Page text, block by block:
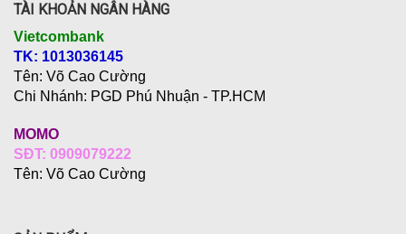
TÀI KHOẢN NGÂN HÀNG
Vietcombank
TK: 1013036145
Tên: Võ Cao Cường
Chi Nhánh: PGD Phú Nhuận - TP.HCM
MOMO
SĐT: 0909079222
Tên: Võ Cao Cường